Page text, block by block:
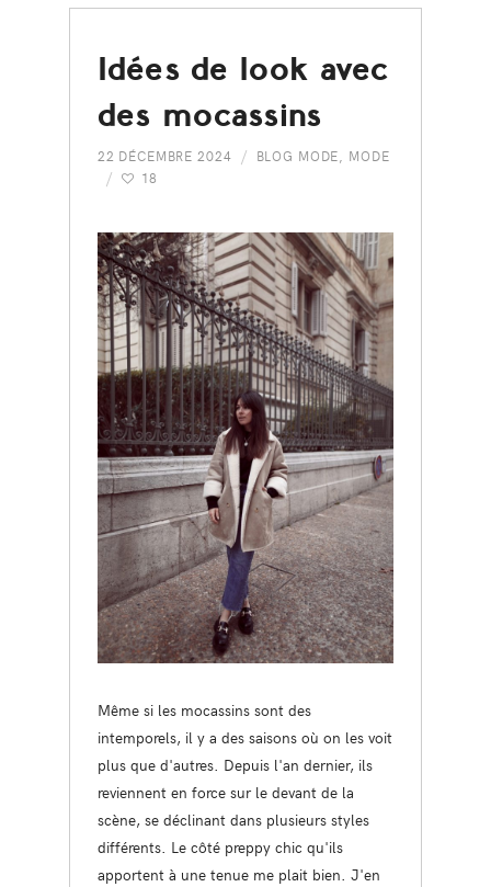
Idées de look avec
des mocassins
22 DÉCEMBRE 2024 BLOG MODE
MODE
18
Même si les mocassins sont des
intemporels, il y a des saisons où on les voit
plus que d'autres. Depuis l'an dernier, ils
reviennent en force sur le devant de la
scène, se déclinant dans plusieurs styles
différents. Le côté preppy chic qu'ils
apportent à une tenue me plait bien. J'en